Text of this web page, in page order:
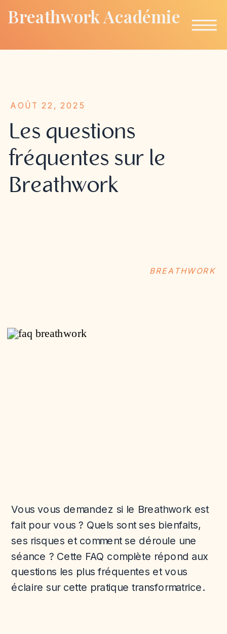
Breathwork Académie
Les questions
fréquentes sur le
Breathwork
BREATHWORK
AOÛT 22, 2025
Vous vous demandez si le Breathwork est
fait pour vous ? Quels sont ses bienfaits,
ses risques et comment se déroule une
séance ? Cette FAQ complète répond aux
questions les plus fréquentes et vous
éclaire sur cette pratique transformatrice.